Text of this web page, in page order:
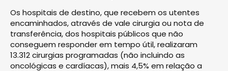
Os hospitais de destino, que recebem os utentes
encaminhados, através de vale cirurgia ou nota de
transferência, dos hospitais públicos que não
conseguem responder em tempo útil, realizaram
13.312 cirurgias programadas (não incluindo as
oncológicas e cardíacas), mais 4,5% em relação a